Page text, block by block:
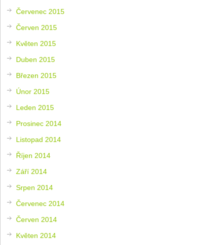
Červenec 2015
Červen 2015
Květen 2015
Duben 2015
Březen 2015
Únor 2015
Leden 2015
Prosinec 2014
Listopad 2014
Říjen 2014
Září 2014
Srpen 2014
Červenec 2014
Červen 2014
Květen 2014